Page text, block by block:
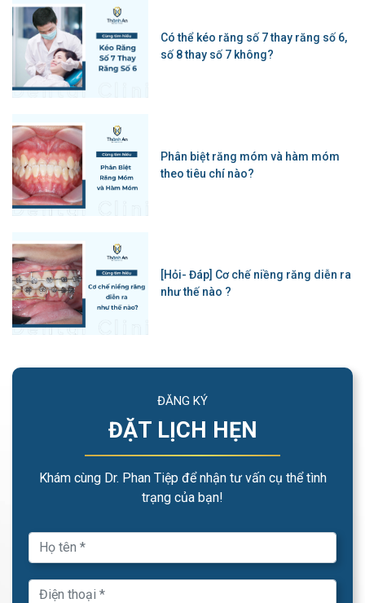
Có thể kéo răng số 7 thay răng số 6,
số 8 thay số 7 không?
Phân biệt răng móm và hàm móm
theo tiêu chí nào?
[Hỏi- Đáp] Cơ chế niềng răng diễn ra
như thế nào ?
ĐĂNG KÝ
ĐẶT LỊCH HẸN
Khám cùng Dr. Phan Tiệp để nhận tư vấn cụ thể tình
trạng của bạn!